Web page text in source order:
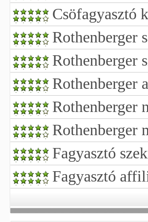
Csöfagyasztó
Rothenberger
Rothenberger
Rothenberger
Rothenberger
Rothenberger
Fagyasztó
Fagyasztó